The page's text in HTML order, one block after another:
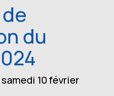
du
10 février